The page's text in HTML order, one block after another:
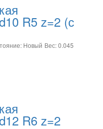
R5 z=2 (с
Новый Вес: 0.045
R6 z=2